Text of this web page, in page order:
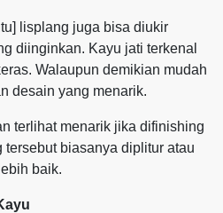
lisplang juga bisa diukir
diinginkan. Kayu jati terkenal
Walaupun demikian mudah
desain yang menarik.
terlihat menarik jika difinishing
biasanya diplitur atau
baik.